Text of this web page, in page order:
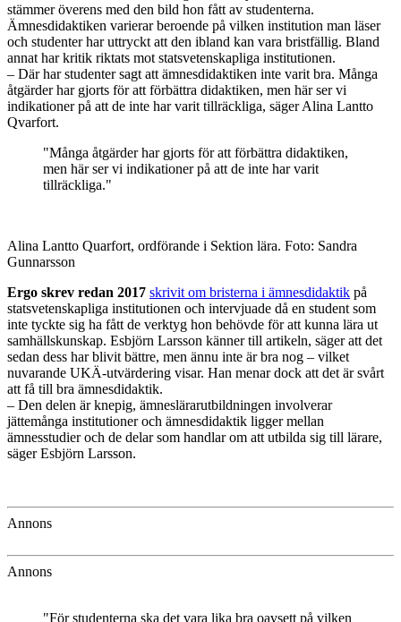
stämmer överens med den bild hon fått av studenterna.
Ämnesdidaktiken varierar beroende på vilken institution man läser
och studenter har uttryckt att den ibland kan vara bristfällig. Bland
annat har kritik riktats mot statsvetenskapliga institutionen.
– Där har studenter sagt att ämnesdidaktiken inte varit bra. Många
åtgärder har gjorts för att förbättra didaktiken, men här ser vi
indikationer på att de inte har varit tillräckliga, säger Alina Lantto
Qvarfort.
"Många åtgärder har gjorts för att förbättra didaktiken,
men här ser vi indikationer på att de inte har varit
tillräckliga."
Alina Lantto Quarfort, ordförande i Sektion lära. Foto: Sandra
Gunnarsson
Ergo skrev redan 2017 skrivit om bristerna i ämnesdidaktik på
statsvetenskapliga institutionen och intervjuade då en student som
inte tyckte sig ha fått de verktyg hon behövde för att kunna lära ut
samhällskunskap. Esbjörn Larsson känner till artikeln, säger att det
sedan dess har blivit bättre, men ännu inte är bra nog – vilket
nuvarande UKÄ-utvärdering visar. Han menar dock att det är svårt
att få till bra ämnesdidaktik.
– Den delen är knepig, ämneslärarutbildningen involverar
jättemånga institutioner och ämnesdidaktik ligger mellan
ämnesstudier och de delar som handlar om att utbilda sig till lärare,
säger Esbjörn Larsson.
Annons
Annons
"För studenterna ska det vara lika bra oavsett på vilken